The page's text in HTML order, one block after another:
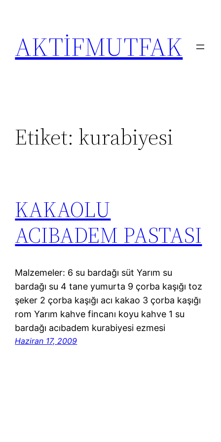
AKTİFMUTFAK
Etiket: kurabiyesi
KAKAOLU
ACIBADEM PASTASI
Malzemeler: 6 su bardağı süt Yarım su
bardağı su 4 tane yumurta 9 çorba kaşığı toz
şeker 2 çorba kaşığı acı kakao 3 çorba kaşığı
rom Yarım kahve fincanı koyu kahve 1 su
bardağı acıbadem kurabiyesi ezmesi
Haziran 17, 2009